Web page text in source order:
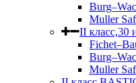
Muller
II класс,30
Muller